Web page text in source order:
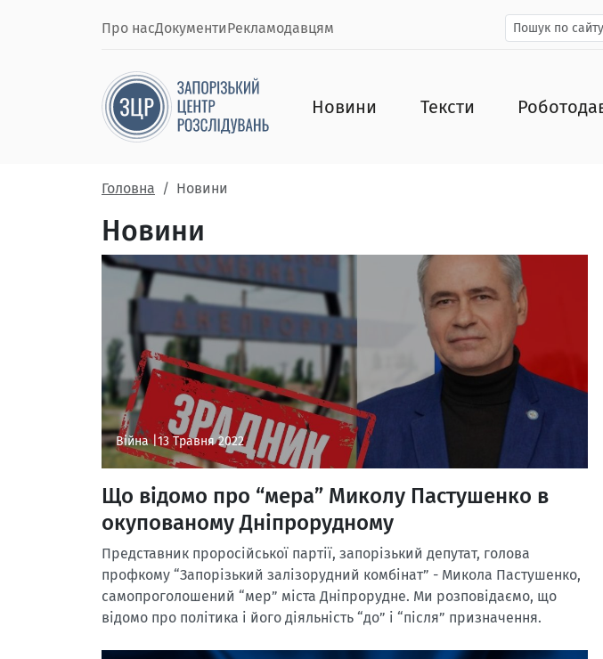
Про насДокументиРекламодавцям
Новини Тексти
Головна Новини
Новини
Війна |13 Травня 2022
Що відомо про “мера” Миколу Пастушенко в
окупованому Дніпрорудному
Представник проросійської партії, запорізький депутат, голова
профкому “Запорізький залізорудний комбінат” - Микола Пастушенко,
самопроголошений “мер” міста Дніпрорудне. Ми розповідаємо, що
відомо про політика і його діяльність “до” і “після” призначення.